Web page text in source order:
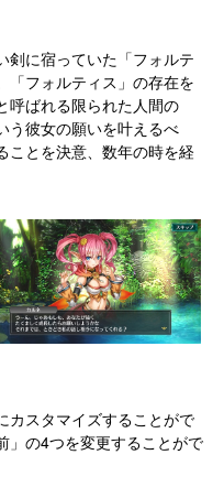
剣に宿っていた「フォルテ
「フォルティス」の存在を
呼ばれる限られた人間の
う彼女の願いを叶えるべ
ことを決意、数年の時を経
カスタマイズすることがで
」の4つを変更することがで